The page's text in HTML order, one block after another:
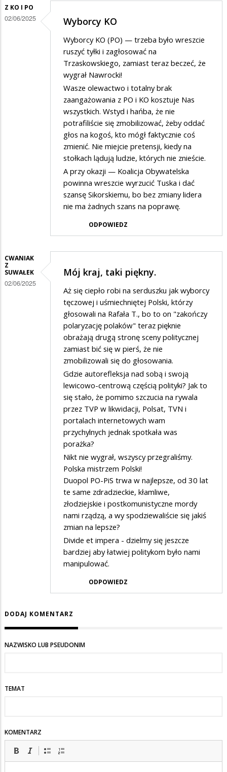
za
kulturalna
dyskusja…
Z KO I PO
02/06/2025 Wyborcy KO
Wyborcy KO (PO) — trzeba było wreszcie
ruszyć tyłki i zagłosować na
Trzaskowskiego, zamiast teraz beczeć, że
wygrał Nawrocki!
Wasze olewactwo i totalny brak
zaangażowania z PO i KO kosztuje Nas
wszystkich. Wstyd i hańba, że nie
potrafiliście się zmobilizować, żeby oddać
głos na kogoś, kto mógł faktycznie coś
zmienić. Nie miejcie pretensji, kiedy na
stołkach lądują ludzie, których nie znieście.
A przy okazji — Koalicja Obywatelska
powinna wreszcie wyrzucić Tuska i dać
szansę Sikorskiemu, bo bez zmiany lidera
nie ma żadnych szans na poprawę.
ODPOWIEDZ
CWANIAK
Z
SUWAŁEK
02/06/2025
Mój kraj, taki piękny.
Aż się ciepło robi na serduszku jak wyborcy
tęczowej i uśmiechniętej Polski, którzy
głosowali na Rafała T., bo to on "zakończy
polaryzację polaków" teraz pięknie
obrażają drugą stronę sceny politycznej
zamiast bić się w pierś, że nie
zmobilizowali się do głosowania.
Gdzie autorefleksja nad sobą i swoją
lewicowo-centrową częścią polityki? Jak to
się stało, że pomimo szczucia na rywala
przez TVP w likwidacji, Polsat, TVN i
portalach internetowych wam
przychylnych jednak spotkała was
porażka?
Nikt nie wygrał, wszyscy przegraliśmy.
Polska mistrzem Polski!
Duopol PO-PiS trwa w najlepsze, od 30 lat
te same zdradzieckie, kłamliwe,
złodziejskie i postkomunistyczne mordy
nami rządzą, a wy spodziewaliście się jakiś
zmian na lepsze?
Divide et impera - dzielmy się jeszcze
bardziej aby łatwiej politykom było nami
manipulować.
ODPOWIEDZ
DODAJ KOMENTARZ
NAZWISKO LUB PSEUDONIM
TEMAT
KOMENTARZ